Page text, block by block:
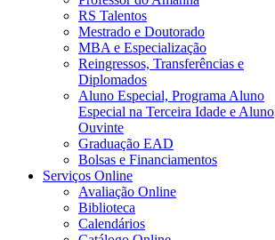
RS Talentos
Mestrado e Doutorado
MBA e Especialização
Reingressos, Transferências e
Diplomados
Aluno Especial, Programa Aluno
Especial na Terceira Idade e Aluno
Ouvinte
Graduação EAD
Bolsas e Financiamentos
Serviços Online
Avaliação Online
Biblioteca
Calendários